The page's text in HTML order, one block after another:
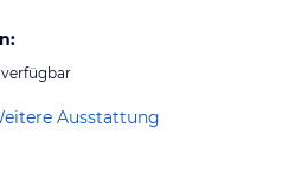
Ausstattung